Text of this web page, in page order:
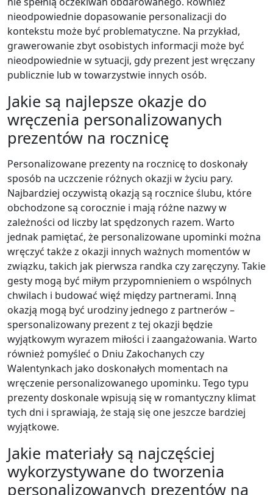
nieodpowiednie dopasowanie personalizacji do
kontekstu może być problematyczne. Na przykład,
grawerowanie zbyt osobistych informacji może być
nieodpowiednie w sytuacji, gdy prezent jest wręczany
publicznie lub w towarzystwie innych osób.
Jakie są najlepsze okazje do
wręczenia personalizowanych
prezentów na rocznicę
Personalizowane prezenty na rocznicę to doskonały
sposób na uczczenie różnych okazji w życiu pary.
Najbardziej oczywistą okazją są rocznice ślubu, które
obchodzone są corocznie i mają różne nazwy w
zależności od liczby lat spędzonych razem. Warto
jednak pamiętać, że personalizowane upominki można
wręczyć także z okazji innych ważnych momentów w
związku, takich jak pierwsza randka czy zaręczyny. Takie
gesty mogą być miłym przypomnieniem o wspólnych
chwilach i budować więź między partnerami. Inną
okazją mogą być urodziny jednego z partnerów –
spersonalizowany prezent z tej okazji będzie
wyjątkowym wyrazem miłości i zaangażowania. Warto
również pomyśleć o Dniu Zakochanych czy
Walentynkach jako doskonałych momentach na
wręczenie personalizowanego upominku. Tego typu
prezenty doskonale wpisują się w romantyczny klimat
tych dni i sprawiają, że stają się one jeszcze bardziej
wyjątkowe.
Jakie materiały są najczęściej
wykorzystywane do tworzenia
personalizowanych prezentów na